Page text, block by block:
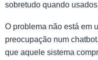
sobretudo quando
O problema não está em
preocupação num
que aquele sistema